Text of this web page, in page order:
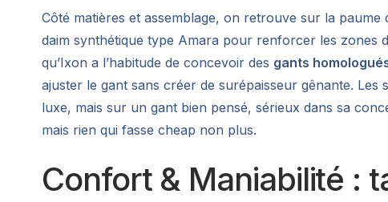
Côté matières et assemblage, on retrouve sur la
daim synthétique type Amara pour renforcer les zones
qu’Ixon a l’habitude de concevoir des gants
ajuster le gant sans créer de surépaisseur gênante. Les
luxe, mais sur un gant bien pensé, sérieux dans sa
mais rien qui fasse cheap non plus.
Confort & Maniabilité :